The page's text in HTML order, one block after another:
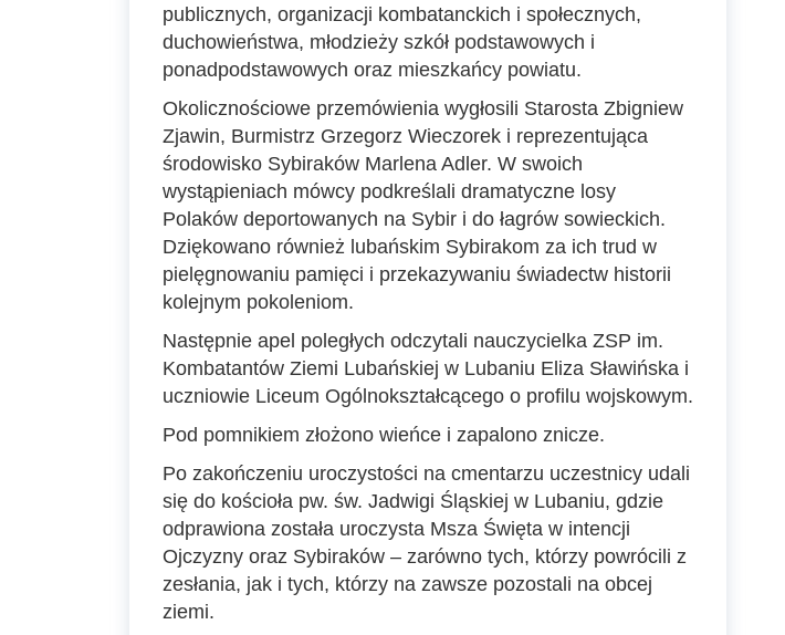
publicznych, organizacji kombatanckich i społecznych,
duchowieństwa, młodzieży szkół podstawowych i
ponadpodstawowych oraz mieszkańcy powiatu.
Okolicznościowe przemówienia wygłosili Starosta Zbigniew
Zjawin, Burmistrz Grzegorz Wieczorek i reprezentująca
środowisko Sybiraków Marlena Adler. W swoich
wystąpieniach mówcy podkreślali dramatyczne losy
Polaków deportowanych na Sybir i do łagrów sowieckich.
Dziękowano również lubańskim Sybirakom za ich trud w
pielęgnowaniu pamięci i przekazywaniu świadectw historii
kolejnym pokoleniom.
Następnie apel poległych odczytali nauczycielka ZSP im.
Kombatantów Ziemi Lubańskiej w Lubaniu Eliza Sławińska i
uczniowie Liceum Ogólnokształcącego o profilu wojskowym.
Pod pomnikiem złożono wieńce i zapalono znicze.
Po zakończeniu uroczystości na cmentarzu uczestnicy udali
się do kościoła pw. św. Jadwigi Śląskiej w Lubaniu, gdzie
odprawiona została uroczysta Msza Święta w intencji
Ojczyzny oraz Sybiraków – zarówno tych, którzy powrócili z
zesłania, jak i tych, którzy na zawsze pozostali na obcej
ziemi.